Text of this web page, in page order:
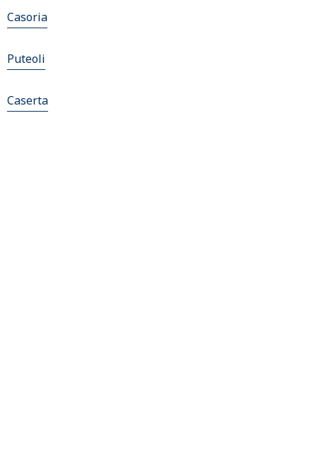
Casoria
Puteoli
Caserta